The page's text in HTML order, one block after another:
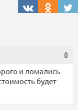
0
и ломались
будет